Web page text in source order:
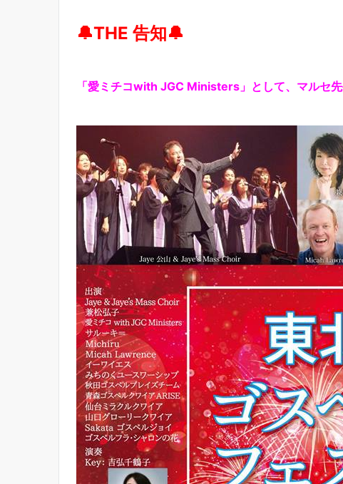
🔔THE 告知🔔
「愛ミチコwith JGC Ministers」として、マルセ